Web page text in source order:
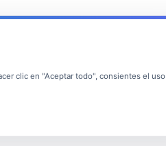
clic en "Aceptar todo", consientes el uso